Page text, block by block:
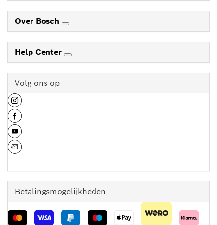
Over Bosch
Help Center
Volg ons op
Betalingsmogelijkheden